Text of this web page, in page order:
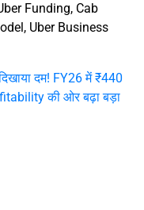
Funding, Cab
Uber Business
दम! FY26 में ₹440
की ओर बढ़ा बड़ा